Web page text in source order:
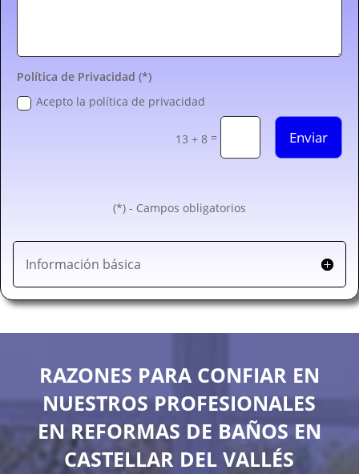
Política de Privacidad (*)
Acepto la política de privacidad
13 + 8 = Enviar
(*) - Campos obligatorios
Información básica
RAZONES PARA CONFIAR EN
NUESTROS PROFESIONALES
EN REFORMAS DE BAÑOS EN
CASTELLAR DEL VALLÉS